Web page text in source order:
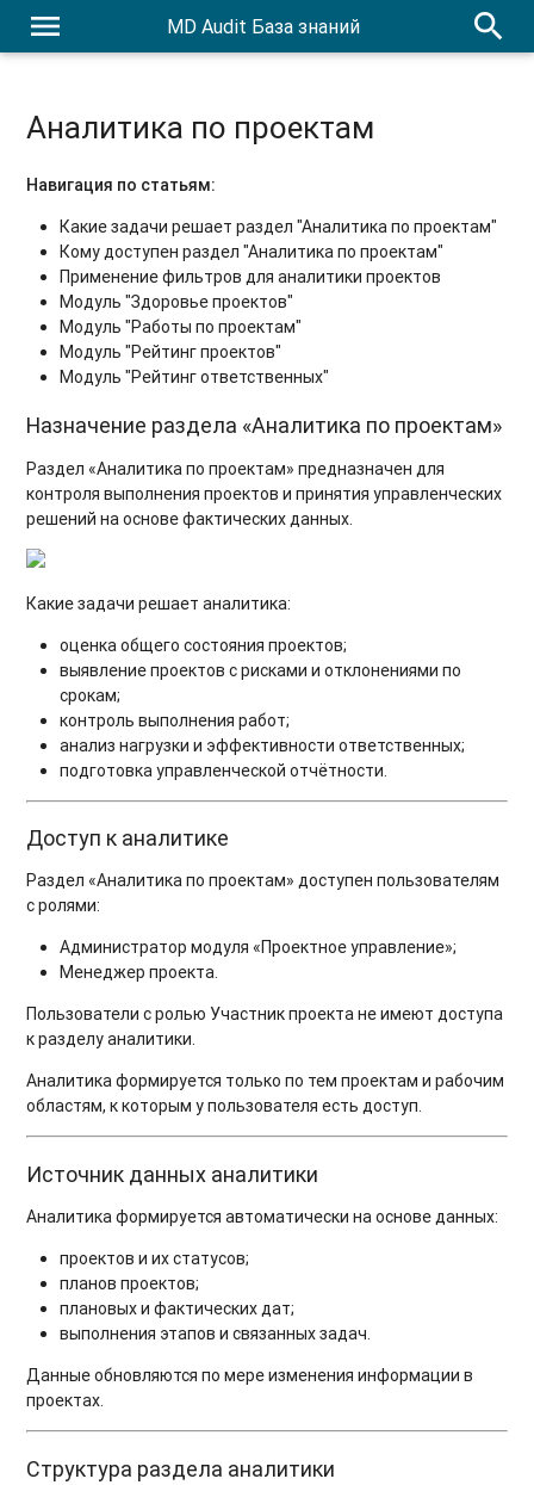
menu MD Audit База знаний search
Аналитика по проектам
Навигация по статьям:
Какие задачи решает раздел "Аналитика по проектам"
Кому доступен раздел "Аналитика по проектам"
Применение фильтров для аналитики проектов
Модуль "Здоровье проектов"
Модуль "Работы по проектам"
Модуль "Рейтинг проектов"
Модуль "Рейтинг ответственных"
Назначение раздела «Аналитика по проектам»
Раздел «Аналитика по проектам» предназначен для
контроля выполнения проектов и принятия управленческих
решений на основе фактических данных.
Какие задачи решает аналитика:
оценка общего состояния проектов;
выявление проектов с рисками и отклонениями по
срокам;
контроль выполнения работ;
анализ нагрузки и эффективности ответственных;
подготовка управленческой отчётности.
Доступ к аналитике
Раздел «Аналитика по проектам» доступен пользователям
с ролями:
Администратор модуля «Проектное управление»;
Менеджер проекта.
Пользователи с ролью Участник проекта не имеют доступа
к разделу аналитики.
Аналитика формируется только по тем проектам и рабочим
областям, к которым у пользователя есть доступ.
Источник данных аналитики
Аналитика формируется автоматически на основе данных:
проектов и их статусов;
планов проектов;
плановых и фактических дат;
выполнения этапов и связанных задач.
Данные обновляются по мере изменения информации в
проектах.
Структура раздела аналитики